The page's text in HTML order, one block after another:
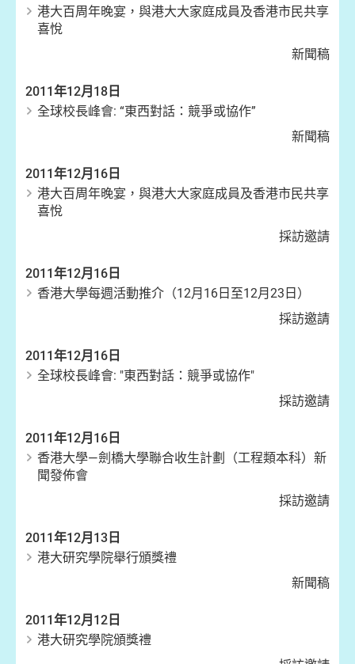
港大百周年晚宴，與港大大家庭成員及香港市民共享
喜悅
新聞稿
2011年12月18日
全球校長峰會: “東西對話：競爭或協作”
新聞稿
2011年12月16日
港大百周年晚宴，與港大大家庭成員及香港市民共享
喜悅
採訪邀請
2011年12月16日
香港大學每週活動推介（12月16日至12月23日）
採訪邀請
2011年12月16日
全球校長峰會: "東西對話：競爭或協作"
採訪邀請
2011年12月16日
香港大學—劍橋大學聯合收生計劃（工程類本科）新
聞發佈會
採訪邀請
2011年12月13日
港大研究學院舉行頒獎禮
新聞稿
2011年12月12日
港大研究學院頒獎禮